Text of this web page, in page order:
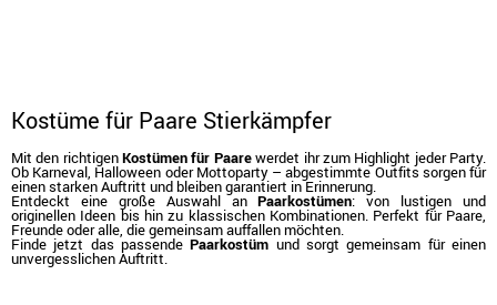
Kostüme für Paare Stierkämpfer
Mit den richtigenKostümen für Paarewerdet ihr zum Highlight jeder Party.
Ob Karneval, Halloween oder Mottoparty – abgestimmte Outfits sorgen für
einen starken Auftritt und bleiben garantiert in Erinnerung.
Entdeckt eine große Auswahl anPaarkostümen: von lustigen und
originellen Ideen bis hin zu klassischen Kombinationen. Perfekt für Paare,
Freunde oder alle, die gemeinsam auffallen möchten.
Finde jetzt das passendePaarkostüm und sorgt gemeinsam für einen
unvergesslichen Auftritt.